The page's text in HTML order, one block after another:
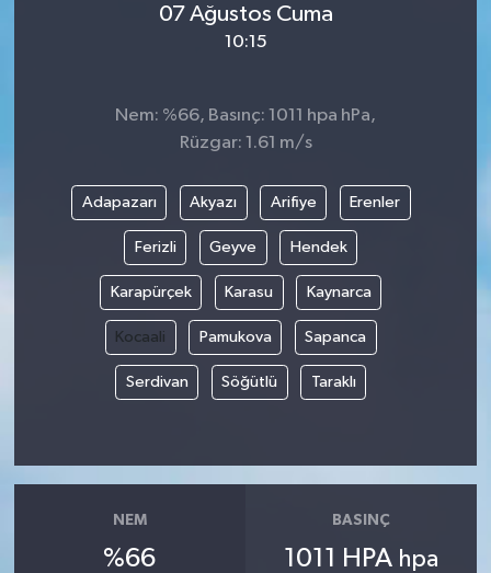
07 Ağustos Cuma
10:15
Nem: %66, Basınç: 1011 hpa hPa,
Rüzgar: 1.61 m/s
Adapazarı Akyazı Arifiye Erenler
Ferizli Geyve Hendek
Karapürçek Karasu Kaynarca
Kocaali Pamukova Sapanca
Serdivan Söğütlü Taraklı
NEM
%66
BASINÇ
1011 HPA hpa